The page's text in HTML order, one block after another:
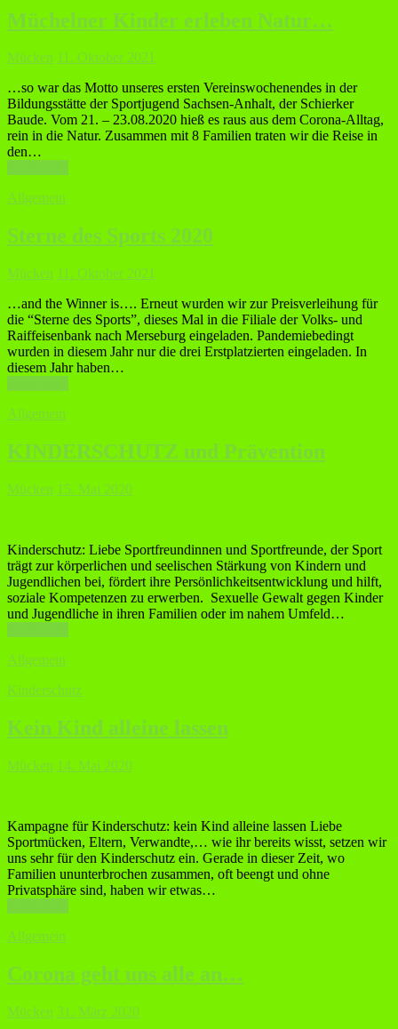
Müchelner Kinder erleben Natur…
Mücken 11. Oktober 2021
…so war das Motto unseres ersten Vereinswochenendes in der
Bildungsstätte der Sportjugend Sachsen-Anhalt, der Schierker
Baude. Vom 21. – 23.08.2020 hieß es raus aus dem Corona-Alltag,
rein in die Natur. Zusammen mit 8 Familien traten wir die Reise in
den…
Allgemein
Sterne des Sports 2020
Mücken 11. Oktober 2021
…and the Winner is…. Erneut wurden wir zur Preisverleihung für
die “Sterne des Sports”, dieses Mal in die Filiale der Volks- und
Raiffeisenbank nach Merseburg eingeladen. Pandemiebedingt
wurden in diesem Jahr nur die drei Erstplatzierten eingeladen. In
diesem Jahr haben…
Allgemein
KINDERSCHUTZ und Prävention
Mücken 15. Mai 2020
Kinderschutz: Liebe Sportfreundinnen und Sportfreunde, der Sport
trägt zur körperlichen und seelischen Stärkung von Kindern und
Jugendlichen bei, fördert ihre Persönlichkeitsentwicklung und hilft,
soziale Kompetenzen zu erwerben. Sexuelle Gewalt gegen Kinder
und Jugendliche in ihren Familien oder im nahem Umfeld…
Allgemein
Kinderschutz
Kein Kind alleine lassen
Mücken 14. Mai 2020
Kampagne für Kinderschutz: kein Kind alleine lassen Liebe
Sportmücken, Eltern, Verwandte,… wie ihr bereits wisst, setzen wir
uns sehr für den Kinderschutz ein. Gerade in dieser Zeit, wo
Familien ununterbrochen zusammen, oft beengt und ohne
Privatsphäre sind, haben wir etwas…
Allgemein
Corona geht uns alle an…
Mücken 31. März 2020